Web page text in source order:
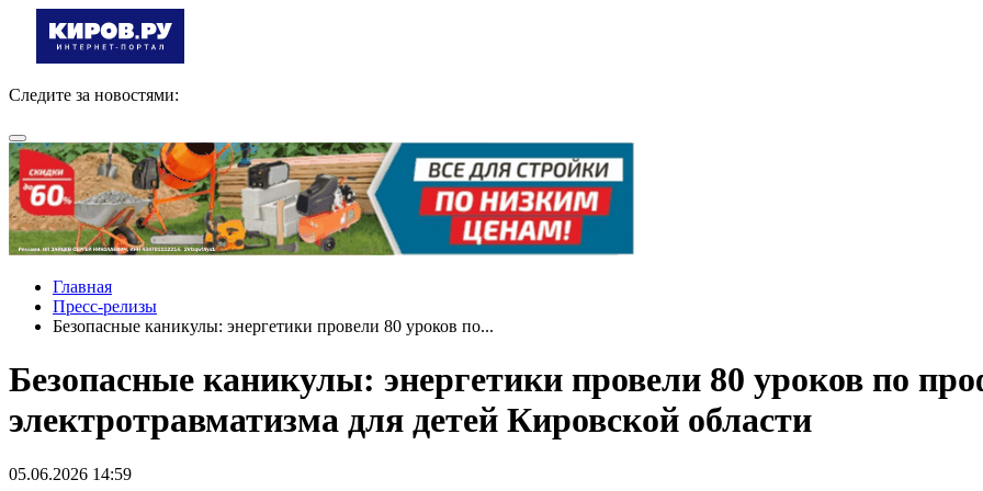
Следите за новостями:
Главная
Пресс-релизы
Безопасные каникулы: энергетики провели 80 уроков по...
Безопасные каникулы: энергетики провели 80 уроков по
электротравматизма для детей Кировской области
05.06.2026 14:59